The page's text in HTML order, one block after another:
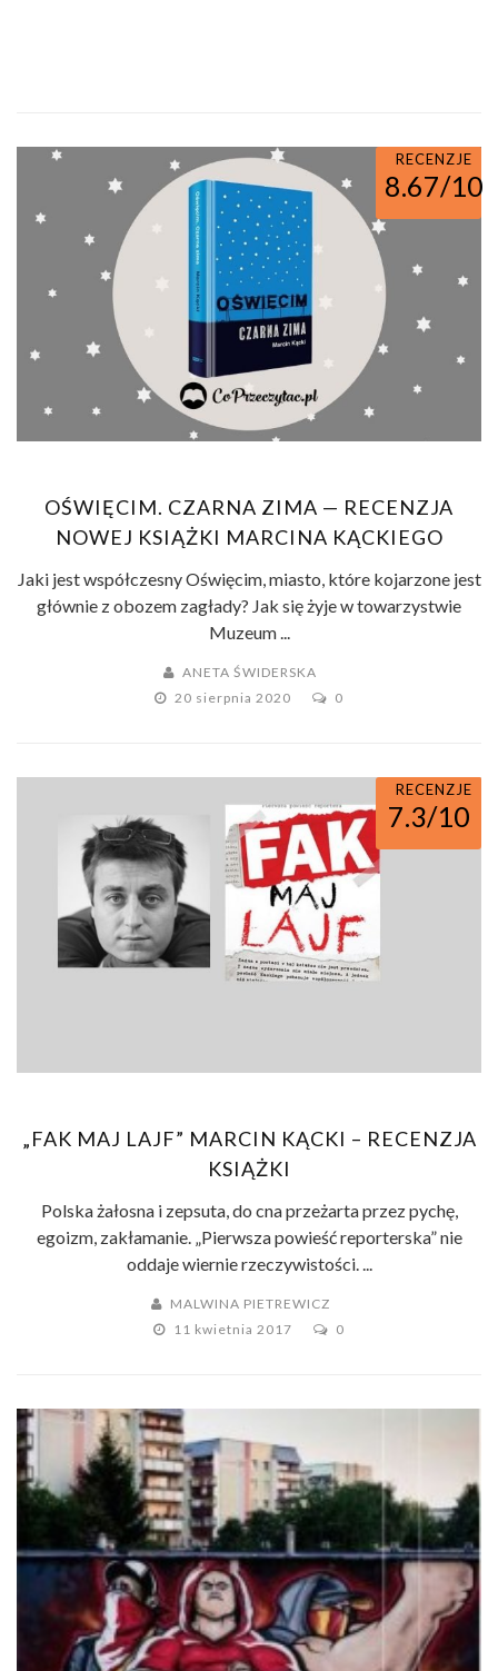
RECENZJE
8.67/10
OŚWIĘCIM. CZARNA ZIMA — RECENZJA
NOWEJ KSIĄŻKI MARCINA KĄCKIEGO
Jaki jest współczesny Oświęcim, miasto, które kojarzone jest
głównie z obozem zagłady? Jak się żyje w towarzystwie
Muzeum ...
ANETA ŚWIDERSKA
20 sierpnia 2020
0
RECENZJE
7.3/10
„FAK MAJ LAJF” MARCIN KĄCKI – RECENZJA
KSIĄŻKI
Polska żałosna i zepsuta, do cna przeżarta przez pychę,
egoizm, zakłamanie. „Pierwsza powieść reporterska” nie
oddaje wiernie rzeczywistości. ...
MALWINA PIETREWICZ
11 kwietnia 2017
0